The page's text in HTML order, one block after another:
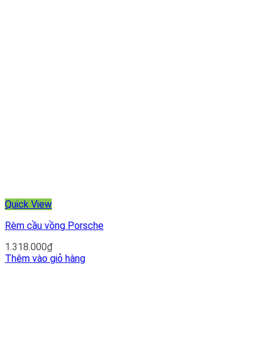
Quick View
Rèm cầu vồng Porsche
1.318.000₫
Thêm vào giỏ hàng